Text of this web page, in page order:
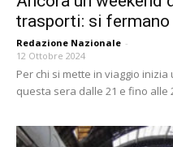
trasporti: si fermano
Redazione Nazionale -
12 Ottobre 2024
Per chi si mette in viaggio
questa sera dalle 21 e fino alle